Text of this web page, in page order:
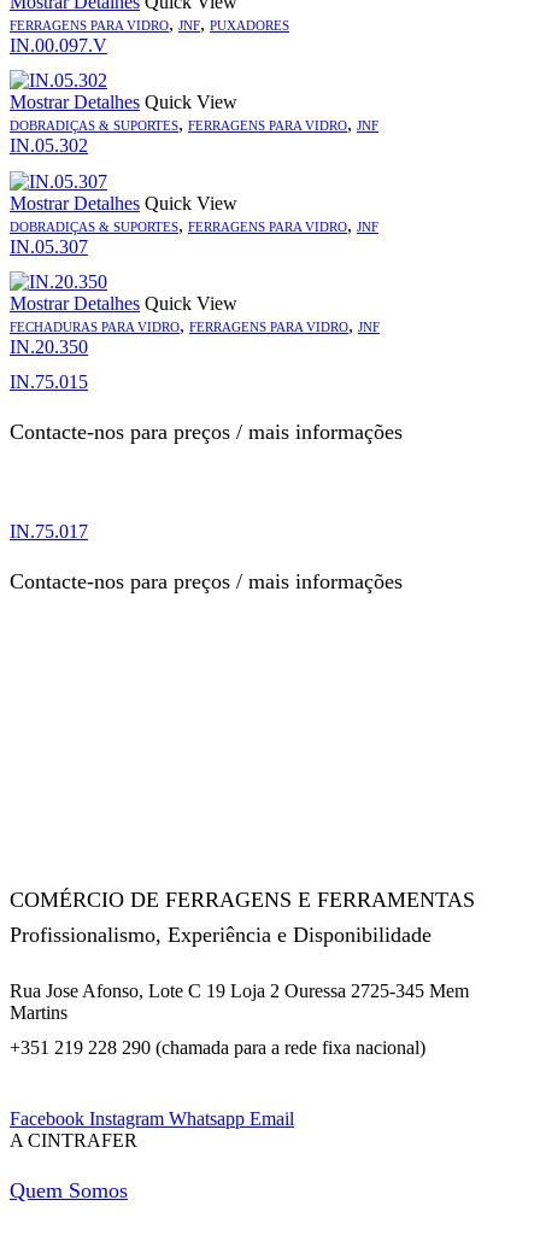
FERRAGENS PARA VIDRO, JNF, PUXADORES
IN.00.097.V
Mostrar Detalhes Quick View
DOBRADIÇAS & SUPORTES, FERRAGENS PARA VIDRO, JNF
IN.05.302
Mostrar Detalhes Quick View
DOBRADIÇAS & SUPORTES, FERRAGENS PARA VIDRO, JNF
IN.05.307
Mostrar Detalhes Quick View
FECHADURAS PARA VIDRO, FERRAGENS PARA VIDRO, JNF
IN.20.350
IN.75.015
Contacte-nos para preços / mais informações
IN.75.017
Contacte-nos para preços / mais informações
COMÉRCIO DE FERRAGENS E FERRAMENTAS
Profissionalismo, Experiência e Disponibilidade
Rua Jose Afonso, Lote C 19 Loja 2 Ouressa 2725-345 Mem
Martins
+351 219 228 290 (chamada para a rede fixa nacional)
Facebook Instagram Whatsapp Email
A CINTRAFER
Quem Somos